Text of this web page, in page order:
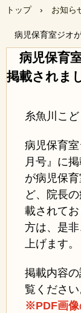
トップ › お知ら
病児保育室ジオ
病児保育
掲載されま
糸魚川こど
病児保育
月号』に
が病児保
ど、院長
載されて
方は、是
上げます。
掲載内容の
覧ください
※PDF画像